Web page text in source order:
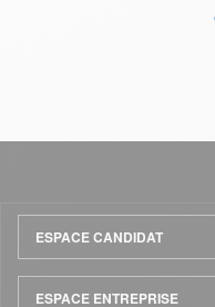
Menu
Pied
ESPACE CANDIDAT
ESPACE ENTREPRISE